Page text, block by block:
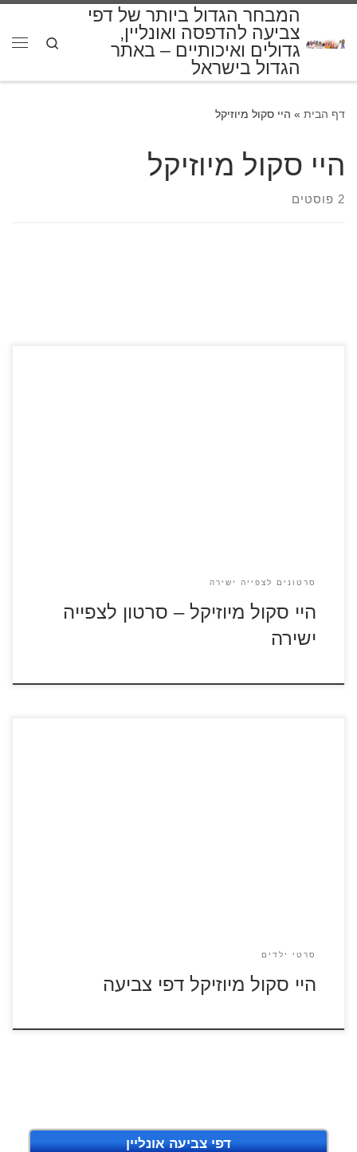
המבחר הגדול ביותר של דפי
צביעה להדפסה ואונליין,
גדולים ואיכותיים – באתר
הגדול בישראל
Search
דף הבית » היי סקול מיוזיקל
היי סקול מיוזיקל
2 פוסטים
סרטונים לצפייה ישירה
היי סקול מיוזיקל – סרטון לצפייה
ישירה
סרטי ילדים
היי סקול מיוזיקל דפי צביעה
דפי צביעה אונליין